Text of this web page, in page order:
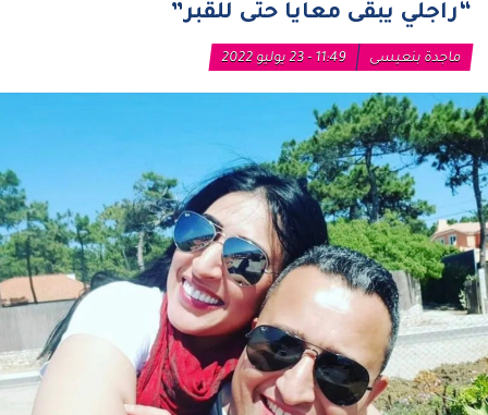
“راجلي يبقى معايا حتى للقبر”
ماجدة بنعيسى 11:49 - 23 يوليو 2022